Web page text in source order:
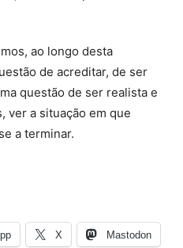
ao longo desta
de acreditar, de ser
questão de ser realista e
ver a situação em que
a terminar.
X Mastodon